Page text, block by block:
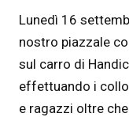
Lunedì 16
nostro piazzale
sul carro di
effettuando i
e ragazzi oltre